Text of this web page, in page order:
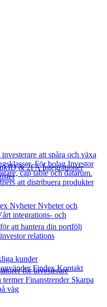
att spåra och växa
För bolag Investor
cap table och datarum.
att distribuera produkter
& 2FA Integrationer
Nyheter Nyheter och
integrations- och
kunder
Findex Kontakt
att hantera din portfölj
relations
för investerare
termer Finanstrender Skarpa
väg